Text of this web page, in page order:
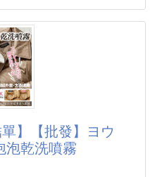
成分的抗菌液，單價
洗手噴霧，連孕婦嬰兒
哦！
又悶熱？
要入手！除了大容量補
秒降溫，涼爽感直接滿
手上就是球場焦點！
密噴霧降溫，雙效合
健身房、日常出遊的
】【批發】ヨウ
泡乾洗噴霧